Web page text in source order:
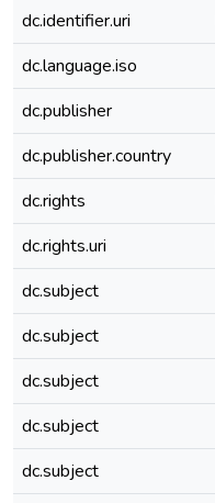
dc.identifier.uri
dc.language.iso
dc.publisher
dc.publisher.country
dc.rights
dc.rights.uri
dc.subject
dc.subject
dc.subject
dc.subject
dc.subject